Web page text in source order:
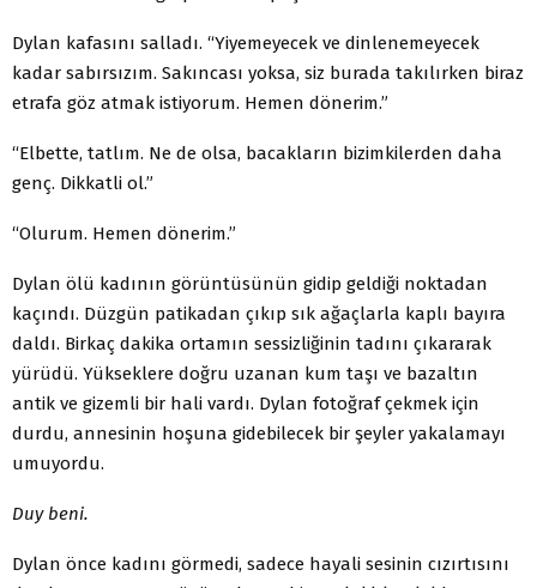
Dylan kafasını salladı. “Yiyemeyecek ve dinlenemeyecek
kadar sabırsızım. Sakıncası yoksa, siz burada takılırken biraz
etrafa göz atmak istiyorum. Hemen dönerim.”
“Elbette, tatlım. Ne de olsa, bacakların bizimkilerden daha
genç. Dikkatli ol.”
“Olurum. Hemen dönerim.”
Dylan ölü kadının görüntüsünün gidip geldiği noktadan
kaçındı. Düzgün patikadan çıkıp sık ağaçlarla kaplı bayıra
daldı. Birkaç dakika ortamın sessizliğinin tadını çıkararak
yürüdü. Yükseklere doğru uzanan kum taşı ve bazaltın
antik ve gizemli bir hali vardı. Dylan fotoğraf çekmek için
durdu, annesinin hoşuna gidebilecek bir şeyler yakalamayı
umuyordu.
Duy beni.
Dylan önce kadını görmedi, sadece hayali sesinin cızırtısını